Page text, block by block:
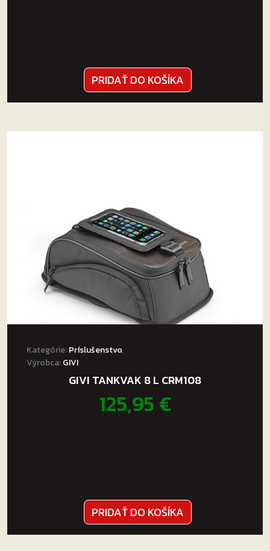
PRIDAŤ DO KOŠÍKA
Kategórie:Príslušenstvo,
Výrobca:GIVI
GIVI TANKVAK 8 L CRM108
125,95€
PRIDAŤ DO KOŠÍKA